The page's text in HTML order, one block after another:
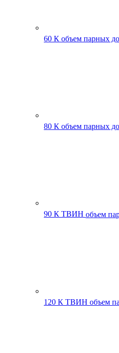
60 К объем парных
80 К объем парных
90 К ТВИН объем
120 К ТВИН объем